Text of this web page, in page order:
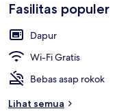
Fasilitas populer
Dapur
Wi-Fi Gratis
Bebas asap rokok
Lihat semua